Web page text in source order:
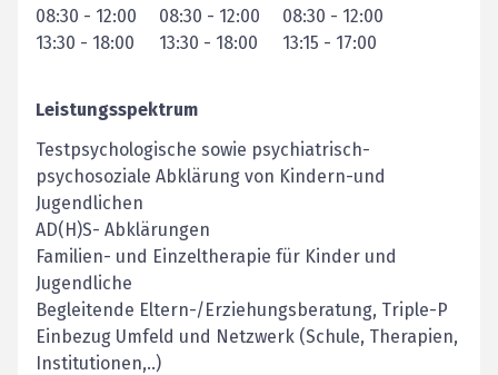
08:30 - 12:00
13:30 - 18:00
08:30 - 12:00
13:30 - 18:00
08:30 - 12:00
13:15 - 17:00
Leistungsspektrum
Testpsychologische sowie psychiatrisch-
psychosoziale Abklärung von Kindern-und
Jugendlichen
AD(H)S- Abklärungen
Familien- und Einzeltherapie für Kinder und
Jugendliche
Begleitende Eltern-/Erziehungsberatung, Triple-P
Einbezug Umfeld und Netzwerk (Schule, Therapien,
Institutionen,..)